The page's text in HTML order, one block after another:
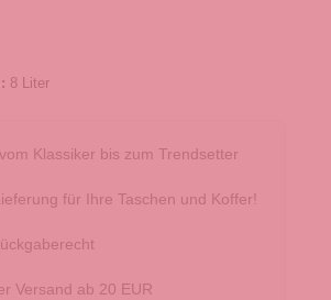
8 Liter
Klassiker bis zum Trendsetter
für Ihre Taschen und Koffer!
Versand ab 20 EUR